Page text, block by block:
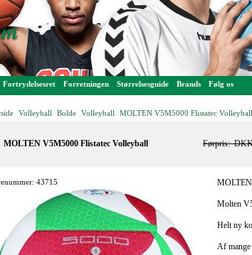
Fortrydelsesret Forretningen Størrelsesguide Brands Følg os
Volleyball Bolde Volleyball MOLTEN V5M5000 Flistatec Volleyball
MOLTEN V5M5000 Flistatec Volleyball Førpris:
43715
Molten
Helt ny
Af mange